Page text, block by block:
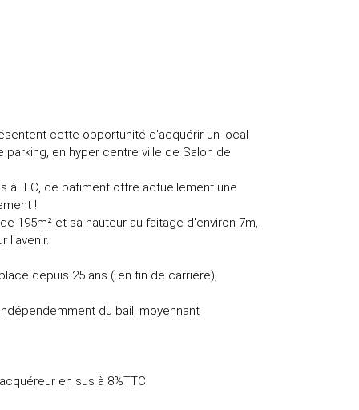
cette opportunité d'acquérir un local
en hyper centre ville de Salon de
à ILC, ce batiment offre actuellement une
!
195m² et sa hauteur au faitage d'environ 7m,
l'avenir.
depuis 25 ans ( en fin de carrière),
du bail, moyennant
en sus à 8%TTC.